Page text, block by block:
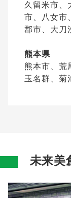
久留米市、
市、八女市
郡市、大刀
熊本県
熊本市、荒
玉名群、菊
未来美